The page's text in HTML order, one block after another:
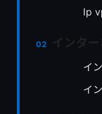
Ip
イ
イ